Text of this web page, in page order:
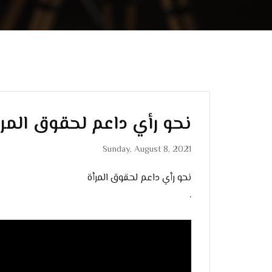
نحو رأي داعم لحقوق
Sunday, August 8, 2021
نحو رأي داعم لحقوق المرأة
.